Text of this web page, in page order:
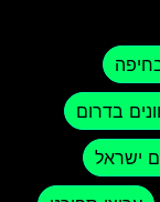
בחיפה
בדרום
ישראל